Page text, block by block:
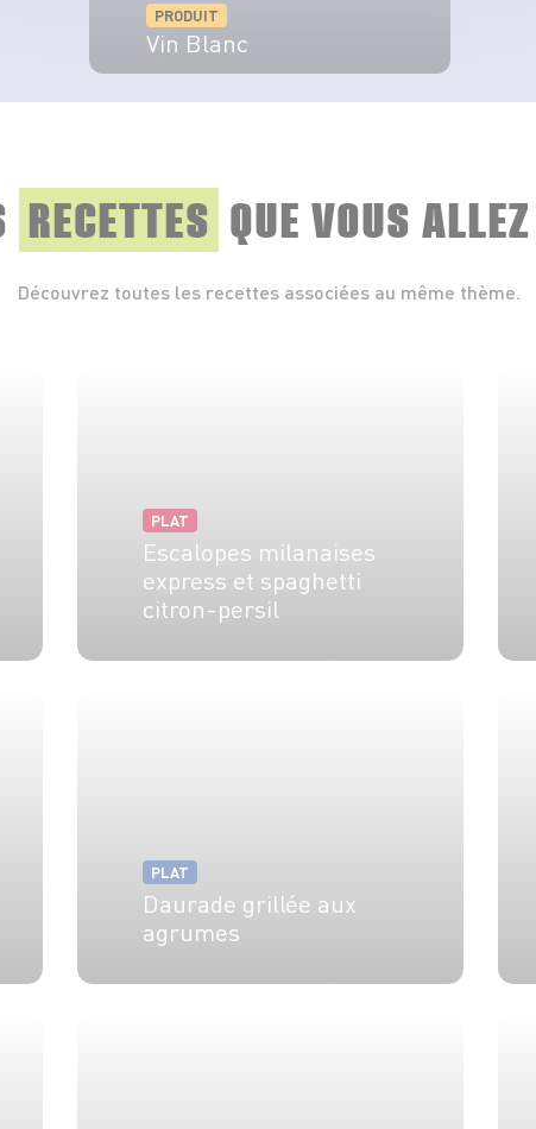
PRODUIT
Vin Blanc
RECETTES QUE VOUS
Découvrez toutes les recettes associées au même thème.
PLAT
Escalopes milanaises
express et spaghetti
citron-persil
PLAT
Daurade grillée aux
agrumes